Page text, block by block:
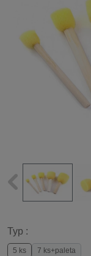
Typ :
5 ks 7 ks+paleta